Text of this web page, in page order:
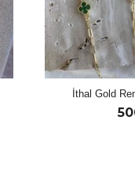
İthal Gold